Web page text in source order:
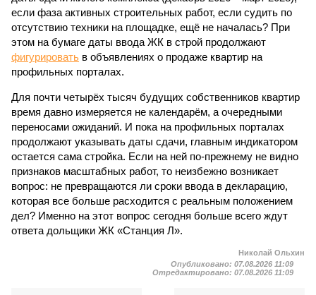
если фаза активных строительных работ, если судить по
отсутствию техники на площадке, ещё не началась? При
этом на бумаге даты ввода ЖК в строй продолжают
фигурировать в объявлениях о продаже квартир на
профильных порталах.
Для почти четырёх тысяч будущих собственников квартир
время давно измеряется не календарём, а очередными
переносами ожиданий. И пока на профильных порталах
продолжают указывать даты сдачи, главным индикатором
остается сама стройка. Если на ней по-прежнему не видно
признаков масштабных работ, то неизбежно возникает
вопрос: не превращаются ли сроки ввода в декларацию,
которая все больше расходится с реальным положением
дел? Именно на этот вопрос сегодня больше всего ждут
ответа дольщики ЖК «Станция Л».
Николай Ольхин
Опубликовано: 07.08.2026 11:09
Отредактировано: 07.08.2026 11:09